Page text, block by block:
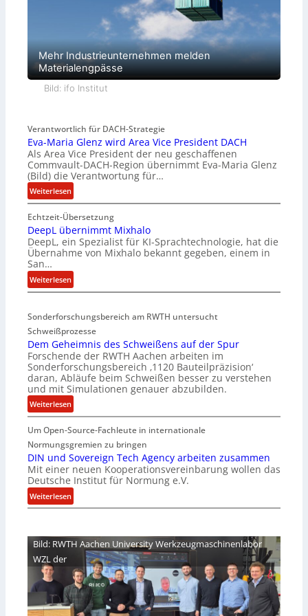
Mehr Industrieunternehmen melden
Materialengpässe
Bild: ifo Institut
Verantwortlich für DACH-Strategie
Eva-Maria Glenz wird Area Vice President DACH
Als Area Vice President der neu geschaffenen
Commvault-DACH-Region übernimmt Eva-Maria Glenz
(Bild) die Verantwortung für…
Weiterlesen:
E
v
a
-
M
a
r
i
G
l
e
n
z
w
i
r
d
r
e
a
V
i
P
e
s
i
d
Echtzeit-Übersetzung
DeepL übernimmt Mixhalo
DeepL, ein Spezialist für KI-Sprachtechnologie, hat die
Übernahme von Mixhalo bekannt gegeben, einem in
San…
Weiterlesen:
D
e
p
L
ü
b
e
r
n
m
m
t
M
i
x
l
Sonderforschungsbereich am RWTH untersucht
Schweißprozesse
Dem Geheimnis des Schweißens auf der Spur
Forschende der RWTH Aachen arbeiten im
Sonderforschungsbereich ‚1120 Bauteilpräzision‘
daran, Abläufe beim Schweißen besser zu verstehen
und mit Simulationen genauer abzubilden.
Weiterlesen:
D
e
m
G
e
h
e
i
n
i
d
e
s
S
Um Open-Source-Fachleute in internationale
Normungsgremien zu bringen
DIN und Sovereign Tech Agency arbeiten zusammen
Mit einer neuen Kooperationsvereinbarung wollen das
Deutsche Institut für Normung e.V.
Weiterlesen:
D
N
u
d
S
o
v
Bild: RWTH Aachen University Werkzeugmaschinenlabor
WZL der